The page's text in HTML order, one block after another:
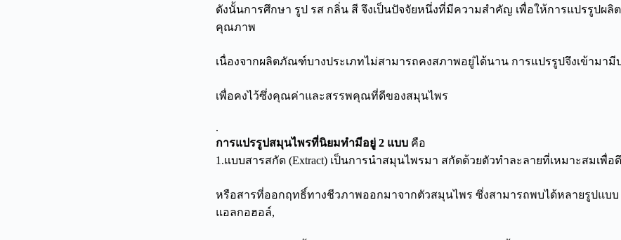
ดังนั้นการศึกษา รูป รส กลิ่น สี จึงเป็นปัจจัยหนึ่งที่มีความสําคัญ เพื่อให้การแปรรูปผ
คุณภาพ
เนื่องจากผลิตภัณฑ์บางประเภทไม่สามารถคงสภาพอยู่ได้นาน การแปรรูปจึงเข้ามา
เพื่อคงไว้ซึ่งคุณค่าและสรรพคุณที่ดีของสมุนไพร
.
การแปรรูปสมุนไพรที่นิยมทำมีอยู่ 2 แบบ คือ
1.แบบสารสกัด (Extract) เป็นการนำสมุนไพรมา สกัดด้วยตัวทำละลายที่เหมาะสมเพื่อ
หรือสารที่ออกฤทธิ์ทางชีวภาพออกมาจากตัวสมุนไพร ซึ่งสามารถพบได้หลายรูปแบบ
แอลกอฮอล์,